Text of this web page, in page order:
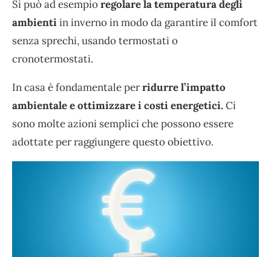
Si può ad esempioregolare la temperatura degli
ambientiin inverno in modo da garantire il comfort
senza sprechi, usando termostati o
cronotermostati.
In casa è fondamentale perridurre l’impatto
ambientale e ottimizzare i costi energetici. Ci
sono molte azioni semplici che possono essere
adottate per raggiungere questo obiettivo.